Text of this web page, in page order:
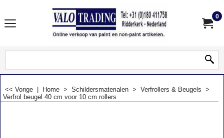
0
<< Vorige Home > Schildersmaterialen > Verfrollers & Beugels >
Verfrol beugel 40 cm voor 10 cm rollers